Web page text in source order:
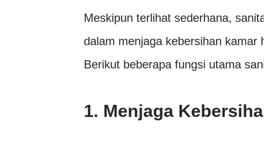
Meskipun terlihat sederhana,
dalam menjaga kebersihan kamar
Berikut beberapa fungsi utama
1. Menjaga